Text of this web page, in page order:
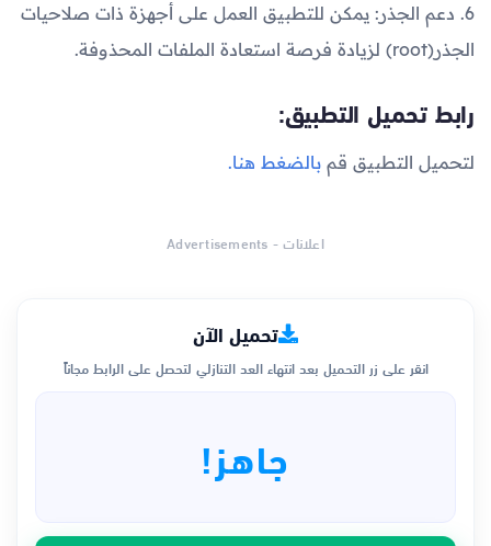
6. دعم الجذر: يمكن للتطبيق العمل على أجهزة ذات صلاحيات
الجذر(root) لزيادة فرصة استعادة الملفات المحذوفة.
رابط تحميل التطبيق:
لتحميل التطبيق قم بالضغط هنا.
اعلانات - Advertisements
تحميل الآن
انقر على زر التحميل بعد انتهاء العد التنازلي لتحصل على الرابط مجاناً
جاهز!